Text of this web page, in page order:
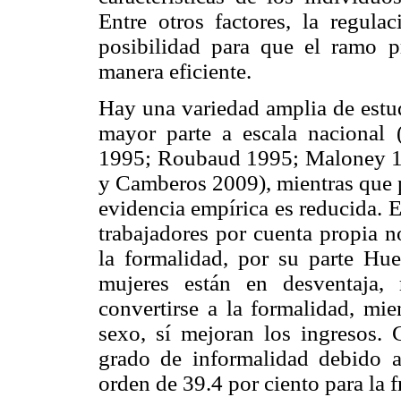
Entre otros factores, la
posibilidad para que el ramo
manera eficiente.
Hay una variedad amplia de
mayor parte a escala
1995; Roubaud 1995; Maloney
y Camberos 2009), mientras
evidencia empírica es reducida.
trabajadores por cuenta propia
la formalidad, por su parte
mujeres están en
convertirse a la formalidad,
sexo, sí mejoran los ingresos.
grado de informalidad debido
orden de 39.4 por ciento para la